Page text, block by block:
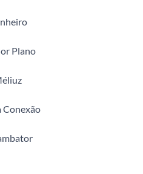
Plano
Conexão